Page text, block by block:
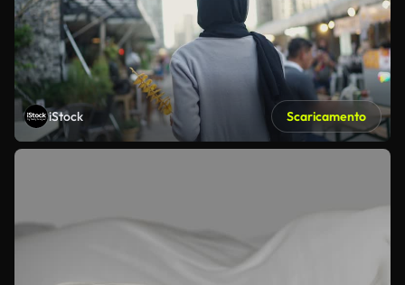
iStock Scaricamento